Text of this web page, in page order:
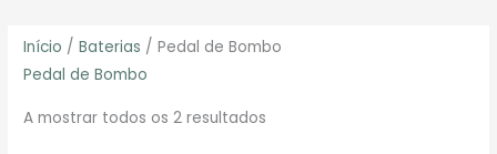
Início /Baterias / Pedal de Bombo
Pedal de Bombo
A mostrar todos os 2 resultados